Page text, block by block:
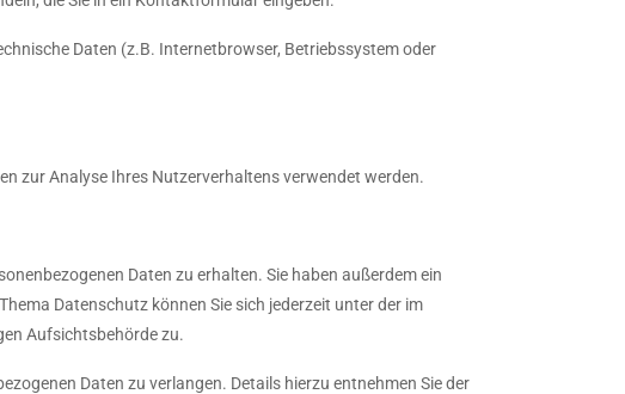
Daten (z.B. Internetbrowser, Betriebssystem oder
zur Analyse Ihres Nutzerverhaltens verwendet werden.
Daten zu erhalten. Sie haben außerdem ein
Datenschutz können Sie sich jederzeit unter der im
Aufsichtsbehörde zu.
Daten zu verlangen. Details hierzu entnehmen Sie der